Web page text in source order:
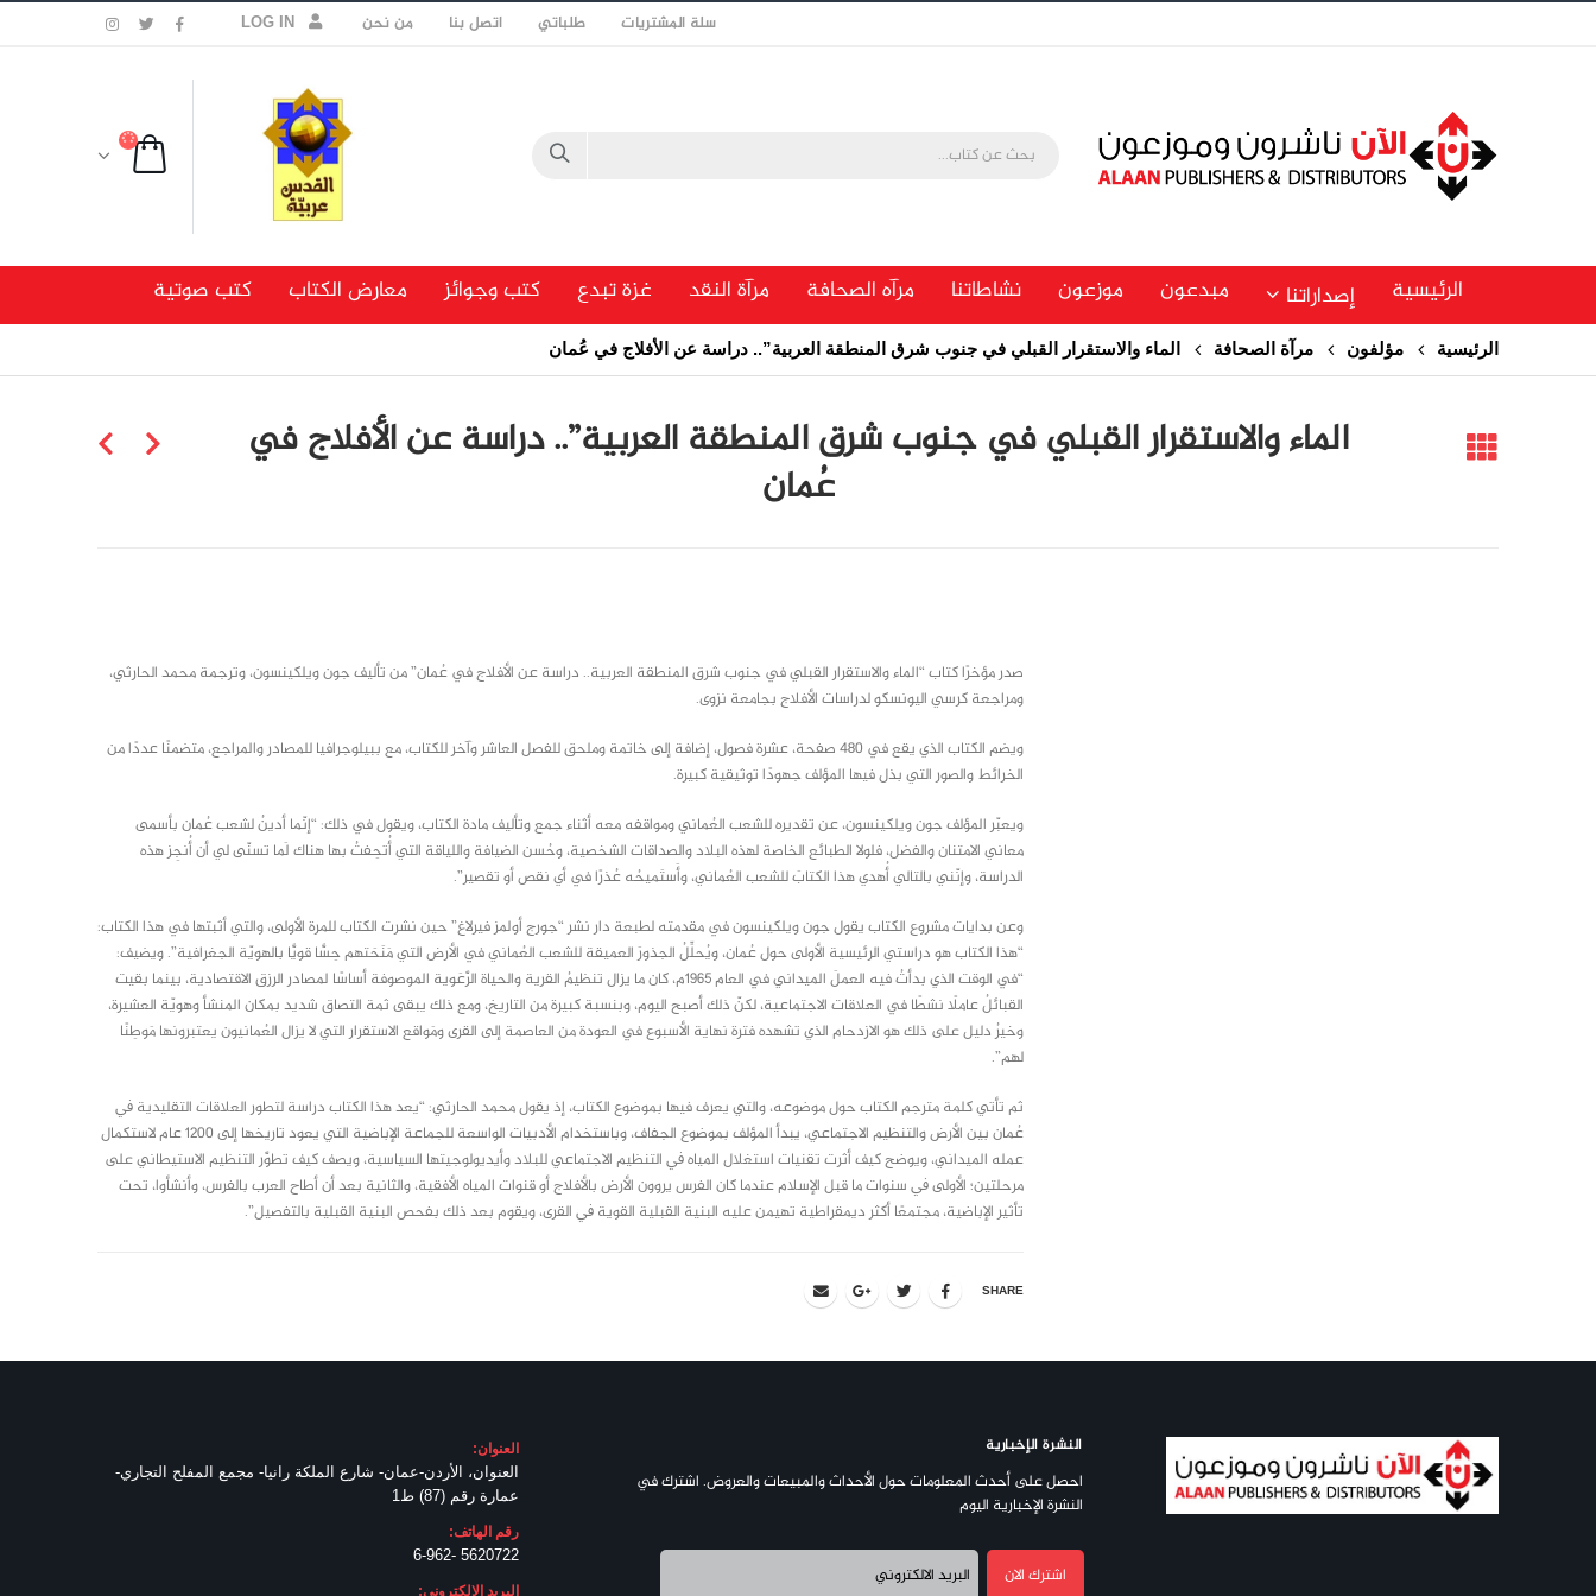
سلة المشتريات طلباتي اتصل بنا من نحن LOG IN
الرئيسية إصداراتنا مبدعون موزعون نشاطاتنا مرآه الصحافة مرآة النقد غزة تبدع كتب وجوائز معارض الكتاب كتب صوتية
الرئيسية مؤلفون مرآة الصحافة الماء والاستقرار القبلي في جنوب شرق المنطقة العربية”.. دراسة عن الأفلاج في عُمان
الماء والاستقرار القبلي في جنوب شرق المنطقة العربية”.. دراسة عن الأفلاج في
عُمان
صدر مؤخرًا كتاب “الماء والاستقرار القبلي في جنوب شرق المنطقة العربية.. دراسة عن الأفلاج في عُمان” من تأليف جون ويلكينسون، وترجمة محمد الحارثي،
ومراجعة كرسي اليونسكو لدراسات الأفلاج بجامعة نزوى.
ويضم الكتاب الذي يقع في 480 صفحة، عشرة فصول، إضافة إلى خاتمة وملحق للفصل العاشر وآخر للكتاب، مع ببيلوجرافيا للمصادر والمراجع، متضمنًا عددًا من
الخرائط والصور التي بذل فيها المؤلف جهودًا توثيقية كبيرة.
ويعبّر المؤلف جون ويلكينسون، عن تقديره للشعب العُماني ومواقفه معه أثناء جمع وتأليف مادة الكتاب، ويقول في ذلك: “إنّما أدينُ لشعب عُمان بأسمى
معاني الامتنان والفضل، فلولا الطبائع الخاصة لهذه البلاد والصداقات الشخصية، وحُسن الضيافة واللياقة التي أُتحِفتُ بها هناك لَما تسنّى لي أن أُنجِز هذه
الدراسة، وإنّني بالتالي أُهدي هذا الكتابَ للشعب العُماني، وأَستَميحُه عُذرًا في أي نقص أو تقصير”.
وعن بدايات مشروع الكتاب يقول جون ويلكينسون في مقدمته لطبعة دار نشر “جورج أولمز فيرلاغ” حين نشرت الكتاب للمرة الأولى، والتي أثبتها في هذا الكتاب:
“هذا الكتاب هو دراستي الرئيسية الأولى حول عُمان، ويُحلِّلُ الجذورَ العميقة للشعب العُماني في الأرض التي مَنَحَتهم حِسًّا قويًّا بالهويّة الجغرافية”. ويضيف:
“في الوقت الذي بدأتُ فيه العملَ الميداني في العام 1965م، كان ما يزال تنظيمُ القرية والحياة الرَّعَوية الموصوفة أساسًا لمصادر الرزق الاقتصادية، بينما بقيت
القبائلُ عاملًا نشطًا في العلاقات الاجتماعية، لكنّ ذلك أصبح اليوم، وبنسبة كبيرة من التاريخ، ومع ذلك يبقى ثمة التصاق شديد بمكان المنشأ وهويّة العشيرة،
وخيرُ دليل على ذلك هو الازدحام الذي تشهده فترة نهاية الأسبوع في العودة من العاصمة إلى القرى ومَواقع الاستقرار التي لا يزال العُمانيون يعتبرونها مَوطِنًا
لهم”.
ثم تأتي كلمة مترجم الكتاب حول موضوعه، والتي يعرف فيها بموضوع الكتاب، إذ يقول محمد الحارثي: “يعد هذا الكتاب دراسة لتطور العلاقات التقليدية ﰲ
عُمان بين الأرض والتنظيم الاجتماعي، يبدأ المؤلف بموضوع الجفاف، وباستخدام الأدبيات الواسعة للجماعة الإباضية التي يعود تاريخها إلى 1200 عام لاستكمال
عمله الميداني، ويوضح كيف أثرت تقنيات استغلال المياه ﰲ التنظيم الاجتماعي للبلاد وأيديولوجيتها السياسية، ويصف كيف تطوَّر التنظيم الاستيطاني على
مرحلتين؛ الأولى ﰲ سنوات ما قبل الإسلام عندما كان الفرس يروون الأرض بالأفلاج أو قنوات المياه الأفقية، والثانية بعد أن أطاح العرب بالفرس، وأنشأوا، تحت
تأثير الإباضية، مجتمعًا أكثر ديمقراطية تهيمن عليه البنية القبلية القوية ﰲ القرى، ويقوم بعد ذلك بفحص البنية القبلية بالتفصيل”.
SHARE
النشرة الإخبارية
احصل على أحدث المعلومات حول الأحداث والمبيعات والعروض. اشترك في
النشرة الإخبارية اليوم
العنوان:
العنوان، الأردن-عمان- شارع الملكة رانيا- مجمع المفلح التجاري-
عمارة رقم (87) ط1
رقم الهاتف:
5620722 -6-962
البريد الالكتروني: